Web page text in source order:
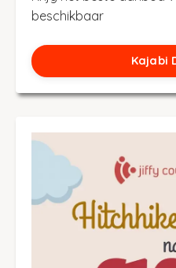
beschikbaar
Kajabi